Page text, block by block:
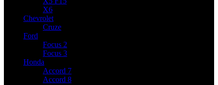
X6
Chevrolet
Cruze
Ford
Focus 2
Focus 3
Honda
Accord 7
Accord 8